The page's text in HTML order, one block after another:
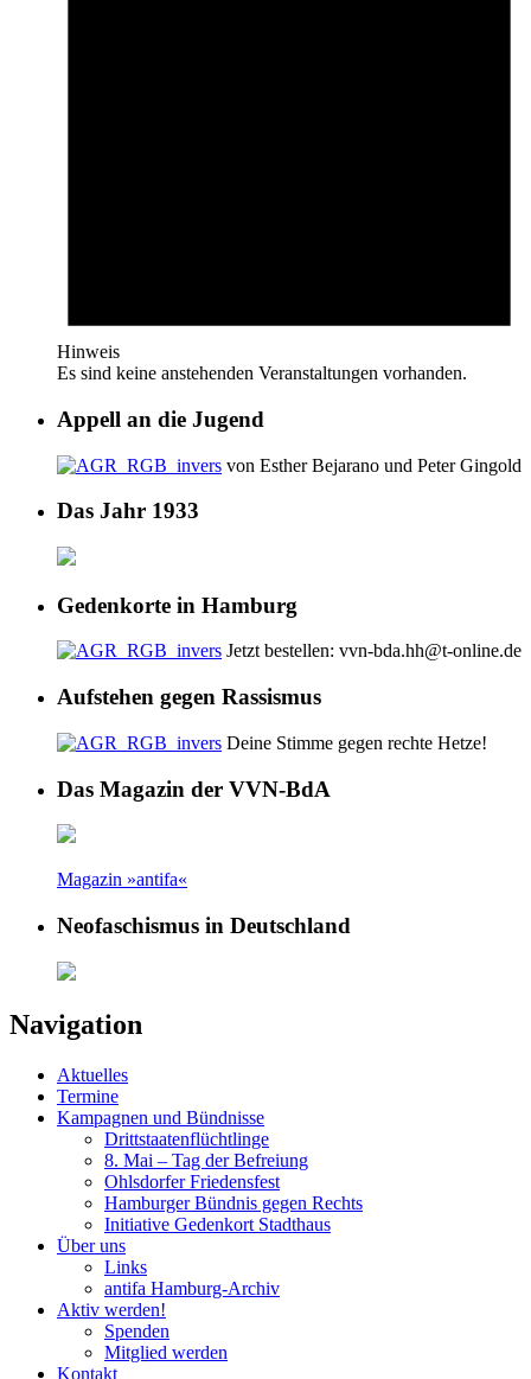
Hinweis
Es sind keine anstehenden Veranstaltungen vorhanden.
Appell an die Jugend
von Esther Bejarano und Peter Gingold
Das Jahr 1933
Gedenkorte in Hamburg
Jetzt bestellen: vvn-bda.hh@t-online.de
Aufstehen gegen Rassismus
Deine Stimme gegen rechte Hetze!
Das Magazin der VVN-BdA
Magazin »antifa«
Neofaschismus in Deutschland
Navigation
Aktuelles
Termine
Kampagnen und Bündnisse
Drittstaatenflüchtlinge
8. Mai – Tag der Befreiung
Ohlsdorfer Friedensfest
Hamburger Bündnis gegen Rechts
Initiative Gedenkort Stadthaus
Über uns
Links
antifa Hamburg-Archiv
Aktiv werden!
Spenden
Mitglied werden
Kontakt